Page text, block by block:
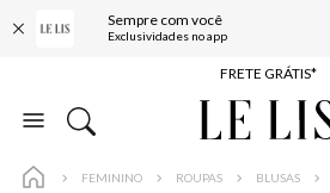
Sempre com você
Exclusividades no appENTREGA EXPRESSA*
FRETE GRÁTIS*
BAIXE O APP
FEMININO ROUPAS BLUSAS